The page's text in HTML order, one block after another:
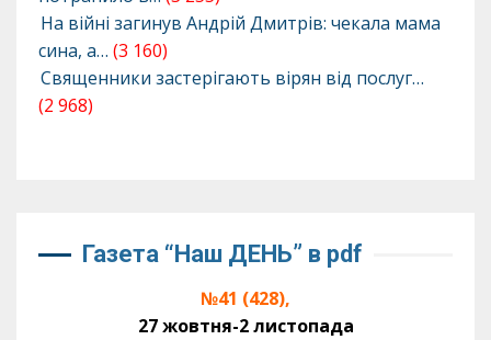
На війні загинув Андрій Дмитрів: чекала мама
сина, а… (3 160)
Священники застерігають вірян від послуг…
(2 968)
Газета “Наш ДЕНЬ” в pdf
№41 (428),
27 жовтня-2 листопада